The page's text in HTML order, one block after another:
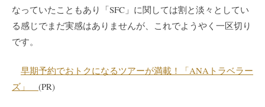
なっていたこともあり「SFC」に関しては割と淡々としてい
る感じでまだ実感はありませんが、これでようやく一区切り
です。
早期予約でおトクになるツアーが満載！「ANAトラベラー
ズ」 (PR)